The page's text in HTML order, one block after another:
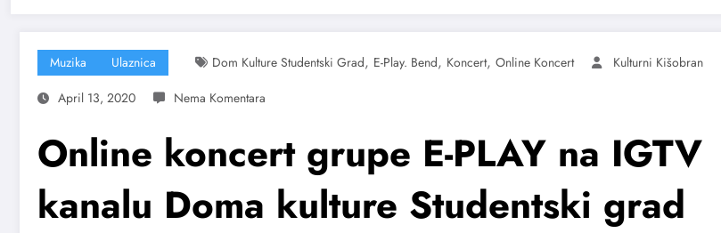
Muzika Ulaznica Dom Kulture Studentski Grad, E-Play. Bend, Koncert, Online Koncert
Kulturni Kišobran
April 13, 2020
Online koncert grupe E-PLAY na IGTV
kanalu Doma kulture Studentski grad